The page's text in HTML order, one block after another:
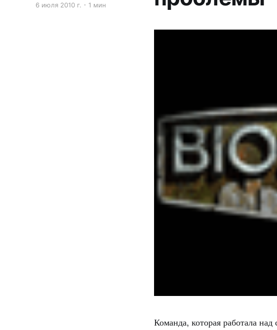
6 июля 2010 г. 1 мин
Команда, которая работала над